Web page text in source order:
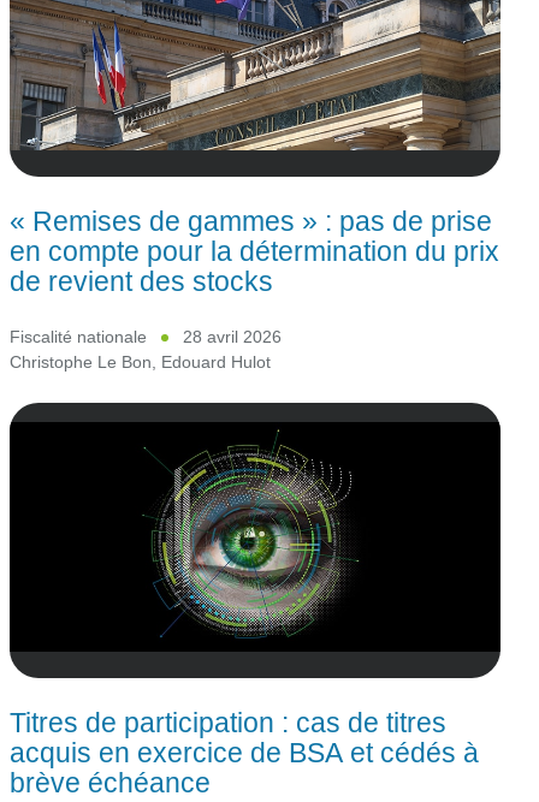
« Remises de gammes » : pas de prise
en compte pour la détermination du prix
de revient des stocks
Fiscalité nationale
28 avril 2026
Christophe Le Bon, Edouard Hulot
Titres de participation : cas de titres
acquis en exercice de BSA et cédés à
brève échéance